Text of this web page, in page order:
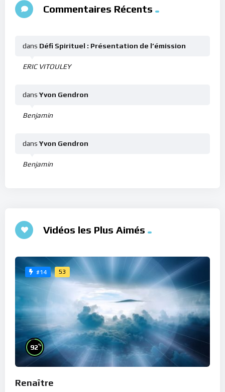
Commentaires Récents
ERIC VITOULEY
dans Défi Spirituel : Présentation de l’émission
Benjamin
dans Yvon Gendron
Benjamin
dans Yvon Gendron
Vidéos les Plus Aimés
#14 53
92%
Renaître